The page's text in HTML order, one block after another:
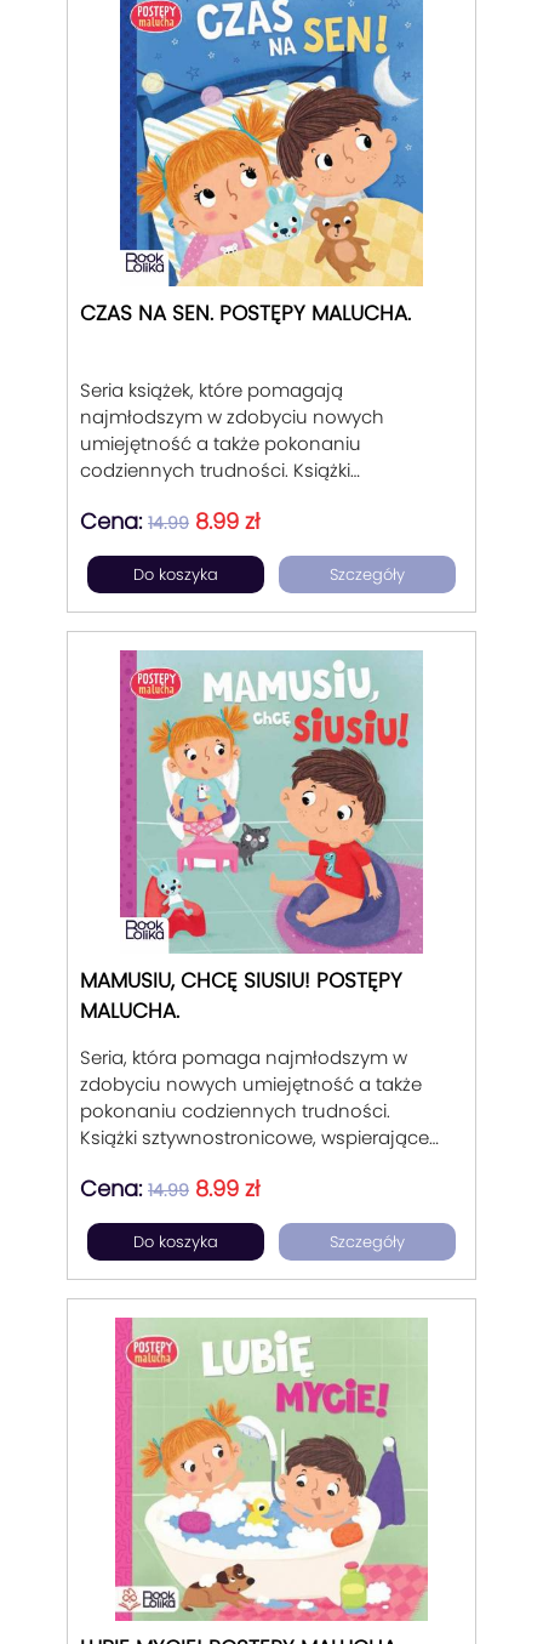
CZAS NA SEN. POSTĘPY MALUCHA.
Seria książek, które pomagają
najmłodszym w zdobyciu nowych
umiejętność a także pokonaniu
codziennych trudności. Książki
rodziców w trudnych momentach
wychowania dziecka od 1 do 3 lat.
Podpowiadające rozwiązanie w
Cena: 14.99 8.99 zł
Do koszyka Szczegóły
MAMUSIU, CHCĘ SIUSIU! POSTĘPY
MALUCHA.
Seria, która pomaga najmłodszym w
zdobyciu nowych umiejętność a także
pokonaniu codziennych trudności.
Książki sztywnostronicowe, wspierające
wychowania dziecka od 1 do 3 lat.
Podpowiadające rozwiązanie w
codziennych problemach malucha..
Cena: 14.99 8.99 zł
Do koszyka Szczegóły